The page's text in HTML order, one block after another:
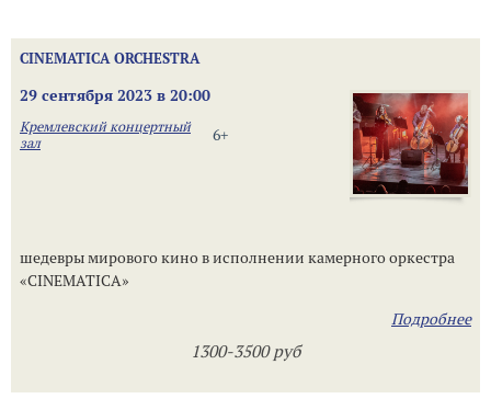
CINEMATICA ORCHESTRA
29 сентября 2023 в 20:00
6+
Кремлевский концертный
зал
шедевры мирового кино в исполнении камерного оркестра
«CINEMATICA»
Подробнее
1300-3500 руб